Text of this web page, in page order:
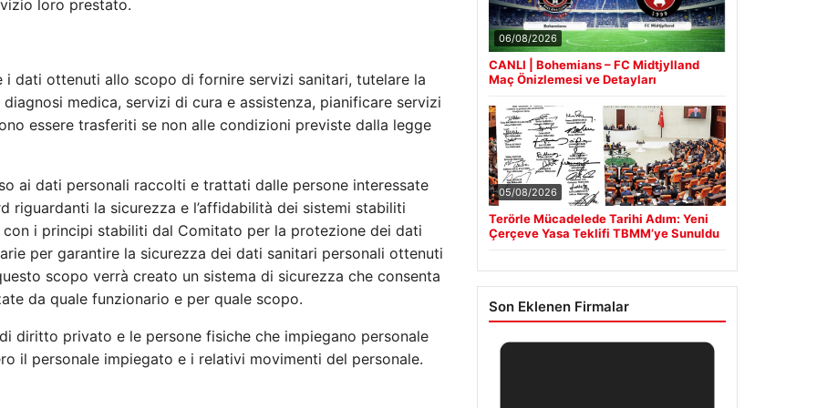
loro prestato.
dati ottenuti allo scopo di fornire servizi sanitari, tutelare la
medica, servizi di cura e assistenza, pianificare servizi
essere trasferiti se non alle condizioni previste dalla legge
ai dati personali raccolti e trattati dalle persone interessate
riguardanti la sicurezza e l’affidabilità dei sistemi stabiliti
i principi stabiliti dal Comitato per la protezione dei dati
per garantire la sicurezza dei dati sanitari personali ottenuti
scopo verrà creato un sistema di sicurezza che consenta
da quale funzionario e per quale scopo.
diritto privato e le persone fisiche che impiegano personale
il personale impiegato e i relativi movimenti del personale.
06/08/2026
CANLI | Bohemians – FC Midtjylland
Maç Önizlemesi ve Detayları
05/08/2026
Terörle Mücadelede Tarihi Adım: Yeni
Çerçeve Yasa Teklifi TBMM’ye Sunuldu
Son Eklenen Firmalar